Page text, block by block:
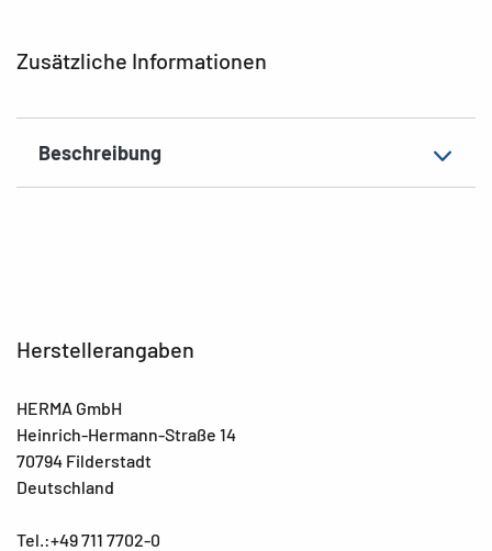
Zusätzliche Informationen
Beschreibung
Herstellerangaben
HERMA GmbH
Heinrich-Hermann-Straße 14
70794 Filderstadt
Deutschland
Tel.:+49 711 7702-0